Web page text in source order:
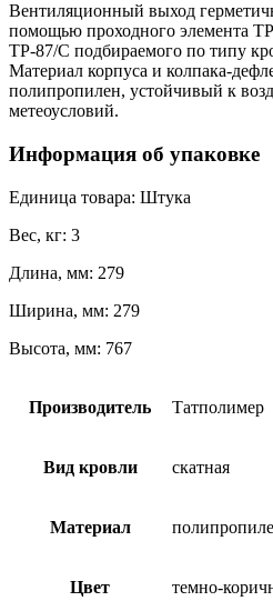
Вентиляционный выход
помощью проходного элемента
TP-87/C подбираемого по типу
Материал корпуса и колпака-
полипропилен, устойчивый к
метеоусловий.
Информация об упаковке
Единица товара: Штука
Вес, кг: 3
Длина, мм: 279
Ширина, мм: 279
Высота, мм: 767
Производитель Татполимер
Вид кровли скатная
Материал
Цвет темно-